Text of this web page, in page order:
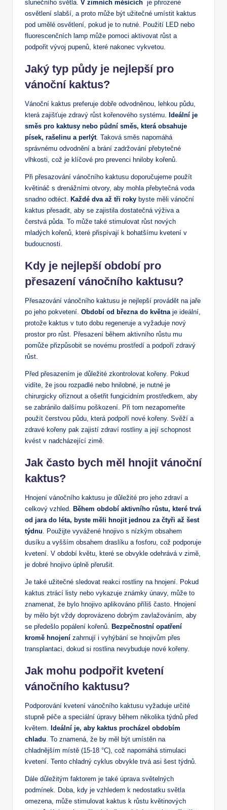
slunečního ‍světla. V zimních měsících ‍ je ⁤přirozené
osvětlení slabší, a proto může být užitečné umístit kaktus
pod umělé osvětlení, pokud je to​ nutné. Použití LED nebo
‍fluorescenčních lamp⁤ může pomoci aktivovat růst a
podpořit vývoj pupenů, které nakonec vykvetou.
Jaký typ půdy‌ je nejlepší⁤ pro⁢
vánoční kaktus?
Vánoční kaktus preferuje dobře odvodněnou, lehkou půdu,
která zajišťuje ‌zdravý⁣ růst kořenového systému. Ideální​ je
směs ⁣pro kaktusy nebo půdní směs, která obsahuje
písek, ​rašelinu‍ a perlýt. Taková směs ​napomáhá
správnému odvodnění a​ brání zadržování přebytečné
vlhkosti, což⁢ je klíčové pro prevenci ⁢hniloby‍ kořenů.
Při přesazování vánočního kaktusu doporučujeme použít
květináč s ⁢drenážními otvory, aby mohla přebytečná voda
snadno odtéct. Každé dva až tři roky byste měli​ vánoční
kaktus přesadit, aby se zajistila dostatečná výživa a
čerstvá půda. To⁣ může také stimulovat růst nových
mladých kořenů, ⁤které přispívají k bohatšímu kvetení v
budoucnosti.
Kdy je nejlepší ⁣období​ pro
přesazení ‍vánočního kaktusu?
Přesazování vánočního kaktusu​ je ‍nejlepší provádět⁢ na jaře
po jeho pokvetení. Období​ od března do května je ideální,
protože kaktus v tuto dobu regeneruje a vyžaduje nový
prostor pro ​růst. Přesazení během aktivního růstu mu
pomůže přizpůsobit se novému prostředí a podpoří ‌zdravý
růst.
Před ⁤přesazením je⁤ důležité​ zkontrolovat kořeny. Pokud
vidíte, že jsou‍ rozpadlé nebo hnilobné, je ⁢nutné je
chirurgicky oříznout a ošetřit fungicidním prostředkem, aby
se zabránilo ⁢dalšímu poškození. Při tom nezapomeňte
‍použít čerstvou půdu, která podpoří nové kořeny. Svěží a​
zdravé kořeny pak zajistí zdraví rostliny a její schopnost
kvést v nadcházející ‌zimě.
Jak často bych měl‍ hnojit vánoční
kaktus?
Hnojení ⁤vánočního kaktusu je důležité⁤ pro jeho zdraví a
celkový vzhled. Během období aktivního růstu, které trvá
od jara do​ léta, byste ​měli hnojit jednou za čtyři až ‌šest
týdnu . ‌Použijte vyvážené hnojivo s⁣ nízkým obsahem
dusíku a vyšším obsahem draslíku a fosforu, což podporuje
kvetení. ​V období ‌květu,⁣ které se obvykle ⁤odehrává v zimě,
je⁢ dobré hnojivo úplně přerušit.
Je ​také užitečné sledovat reakci rostliny na ⁢hnojení. Pokud
kaktus ztrácí listy nebo vykazuje známky únavy, ⁢může to
⁣znamenat, že bylo hnojivo aplikováno příliš​ často. Hnojení
by ⁢mělo být vždy doprovázeno dobrým ​zavlažováním, aby
se předešlo popálení ⁤kořenů. Bezpečnostní opatření
kromě hnojení zahrnují i ​​vyhýbání se hnojivům přes
transplantaci, dokud ​si rostlina nevybuduje nové kořeny.
Jak mohu podpořit kvetení
vánočního kaktusu?
Podporování kvetení vánočního kaktusu vyžaduje určité
stupně péče a speciální úpravy‌ během několika týdnů před
květem. Ideální je, aby kaktus procházel obdobím
chladu . To znamená, že by měl být umístěn⁢ na
chladnějším⁢ místě​ (15-18 ‍°C), což‍ napomáhá stimulaci
kvetení. Tento chladný⁣ cyklus obvykle trvá asi šest týdnů.
Dále důležitým faktorem je také úprava světelných
podmínek. ‌Doba,⁣ kdy ‌je vzhledem k nedostatku světla
omezena, může stimulovat kaktus k růstu květinových‍